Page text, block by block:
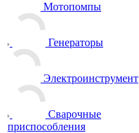
Мотопомпы
Генераторы
Электроинструмент
Сварочные
приспособления